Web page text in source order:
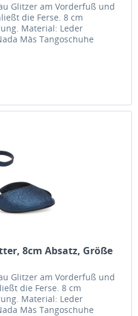
Glitzer am Vorderfuß und
die Ferse. 8 cm
Material: Leder
Màs Tangoschuhe
8cm Absatz, Größe
Glitzer am Vorderfuß und
die Ferse. 8 cm
Material: Leder
Màs Tangoschuhe